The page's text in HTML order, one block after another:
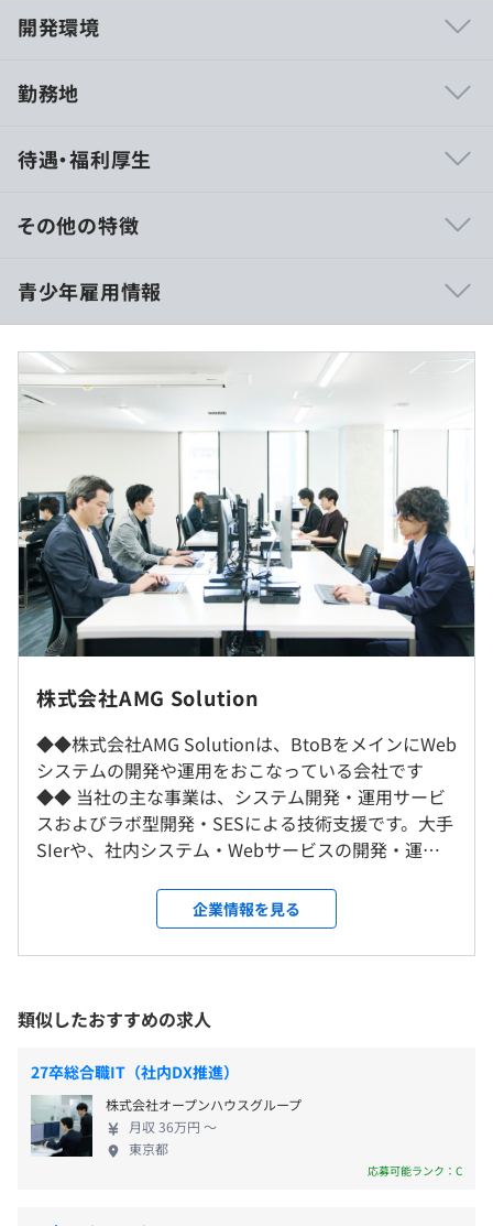
開発環境
ーザーファーストで開発できる環境です。
キャリアを築くことが可能です。
・月残業時間は20h以内で、プライベートも充実できま
・オフィスには楽しく過ごせるフリースペースがありま
す。集中できるようフロアには音楽が流れています。
・先輩と一緒にチームになってプロジェクトに入ります。
案件の6割が自社内での受託開発なので安心できる環境で
す。
・書籍購入リクエスト制度（書籍購入にかかる費用は全額
会社負担）
・図書貸出制度
・各種研修（技術研修／社内セミナー／役職別教育 な
ど）
・メンター制度あり
WindowsノートPC
CPU：Corei7相当以上
SSD搭載
メモリ8G以上
ディスプレイ用意
プロジェクトごとに選択、オブジェクト指向、ウォーター
勤務地
東京本社（東京都中央区日本橋大伝馬町）、もしくは東京
23区や近郊のお客様先での勤務となります。
は大分もしくは東京になります。
就業場所の変更範囲
＜雇入時＞
東京本社、自宅、東京都内もしくは東京近郊のクライアン
ト先
本社：屋内禁煙／オフィス内禁煙
待遇・福利厚生
・月給：200,500円〜（通勤手当、住宅手当、残業代別途
支給）
【給与例】
・1年目：300～310万円
・3年目：390～450万円
※年に2回ある評価の結果によって次年度の成果給が変わ
ってきます！
（※想定年収は年収提示額を保証するものではありません）
9:30～18:30（実働8時間）
※プロジェクトによって変更になる場合があります
休憩時間：60分
平均残業時間：平均月20時間以内
【年間休日120日以上】
・完全週休2日制（土日）
・年末年始休暇（6日間）
・バケーション休暇（3日間）
・年次有給休暇（1年目13日～）
・各種特別休暇（慶弔休暇、産前・産後休暇、育児休暇、
介護休暇）
・時間外手当（全額支給）
その他の特徴
青少年雇用情報
過去３年間の新卒採用者数・離職者数
前年度 採用者数1人 離職者数1人
2年度前 採用者数2人 離職者数1人
3年度前 採用者数1人 離職者数0人
過去３年間の新卒採用者数の男女別人数
前年度 男性0人 女性1人
2年度前 男性2人 女性0人
3年度前 男性0人 女性1人
平均勤続年数
5.9年
研修の有無及び内容
新卒研修をおこなっています。メンターを一人設置し、プ
ログラムの登竜門として JavaBronzeの資格取得を中心
に、技術教育をおこなっていきます。
また技術的なスキルだけでなく、ビジネス基礎スキルも研
修の中で学んでいただきます。
その後OJTでのフォロー、社内勉強会などで技術スキルを
＜研修内容＞
全般
・ビジネス研修：ビジネスマナー、ツールの使い方、セキ
ュリティ講習など
自己啓発支援の有無及びその内容
株式会社AMG Solution
◆◆株式会社AMG Solutionは、BtoBをメインにWeb
システムの開発や運用をおこなっている会社です
◆◆ 当社の主な事業は、システム開発・運用サービ
スおよびラボ型開発・SESによる技術支援です。大手
SIerや、社内システム・Webサービスの開発・運用
いる企業などが主な顧客です。 システム開発におい
ては、クライアントのニーズを的確に把握し、要件
定義から開発、インフラ構築、運用まで一貫して対
は、システム開発の各フェーズに応じて、必要な技
術スキルと経験を備えたエンジニアを提供し、柔軟
かつ高品質なエンジニアリングサービスを実現して
います。 ■仕事内容とプロジェクト 個人の得意分野
に合わせてプロジェクトが任されます。プロジェクト
の事例としては、新電力企業のWebシステムや、建
設業企業の建物管理システムなど、多岐にわたりま
PHP、.NETの案件が多く、OSはWindowsやLinux、
企業情報を見る
類似したおすすめの求人
27卒総合職IT（社内DX推進）
株式会社オープンハウスグループ
月収 36万円 〜
東京都
応募可能ランク：C